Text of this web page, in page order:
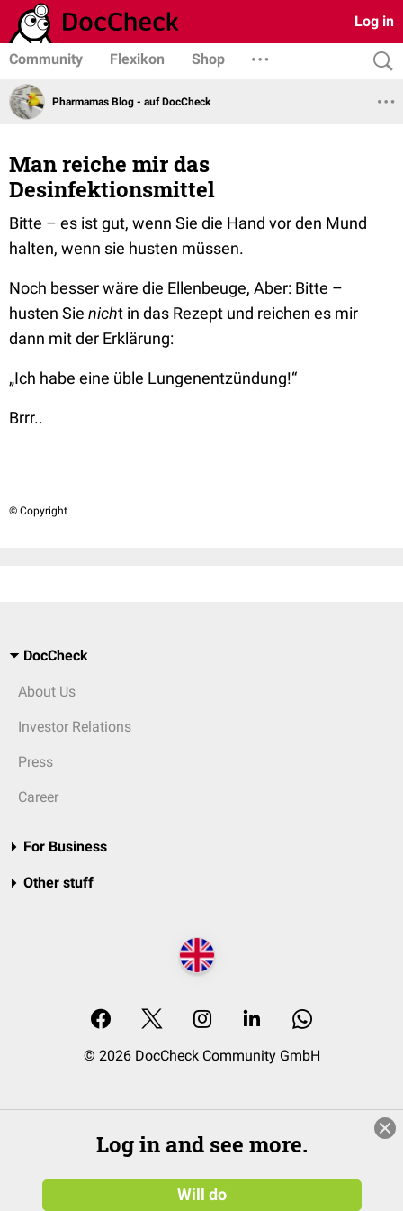
Log in
Community Flexikon Shop
Pharmamas Blog - auf DocCheck
Man reiche mir das
Desinfektionsmittel
Bitte – es ist gut, wenn Sie die Hand vor den Mund
halten, wenn sie husten müssen.
Noch besser wäre die Ellenbeuge, Aber: Bitte –
husten Sie nicht in das Rezept und reichen es mir
dann mit der Erklärung:
„Ich habe eine üble Lungenentzündung!“
Brrr..
© Copyright
DocCheck
About Us
Investor Relations
Press
Career
For Business
Other stuff
© 2026 DocCheck Community GmbH
Log in and see more.
Will do